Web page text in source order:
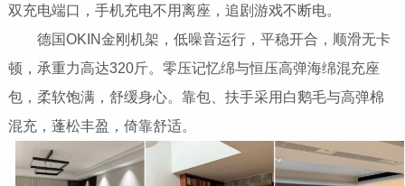
双充电端口，手机充电不用离座，追剧游戏不断电。
德国OKIN金刚机架，低噪音运行，平稳开合，顺滑无卡
顿，承重力高达320斤。零压记忆绵与恒压高弹海绵混充座
包，柔软饱满，舒缓身心。靠包、扶手采用白鹅毛与高弹棉
混充，蓬松丰盈，倚靠舒适。